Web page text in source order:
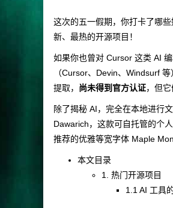
这次的五一假期，你打卡了哪
新、最热的开源项目！
如果你也曾对 Cursor 这类 AI
（Cursor、Devin、Windsurf
提取， 尚未得到官方认证，但
除了揭秘 AI，完全在本地进行
Dawarich，这款可自托管的个
推荐的优雅等宽字体 Maple
本文目录
1. 热门开源项目
1.1 AI 工具